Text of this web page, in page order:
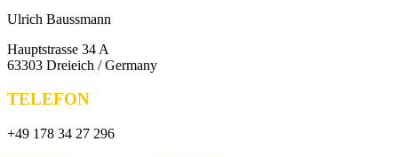
Ulrich Baussmann
Hauptstrasse 34 A
63303 Dreieich / Germany
TELEFON
+49 178 34 27 296